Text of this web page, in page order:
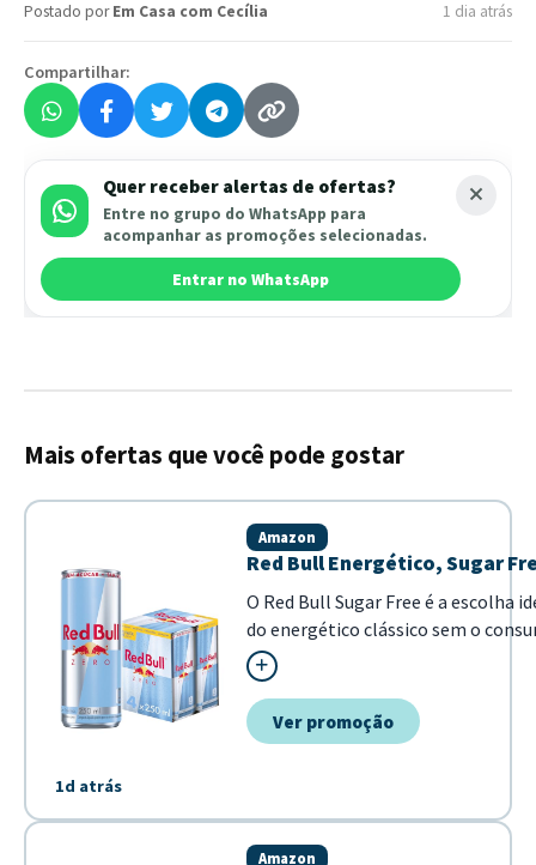
Postado porEm Casa com Cecília 1 dia atrás
Compartilhar:
Quer receber alertas de ofertas?
Entre no grupo do WhatsApp para
acompanhar as promoções selecionadas.
Entrar no WhatsApp
Mais ofertas que você pode gostar
1d atrás
Red Bull Energético, Sugar
Amazon
O Red Bull Sugar Free é a escolha
do energético clássico sem o
mantém a fórmula original com
mesmo sabor e performance em
cotidiano....
Ver promoção
Amazon